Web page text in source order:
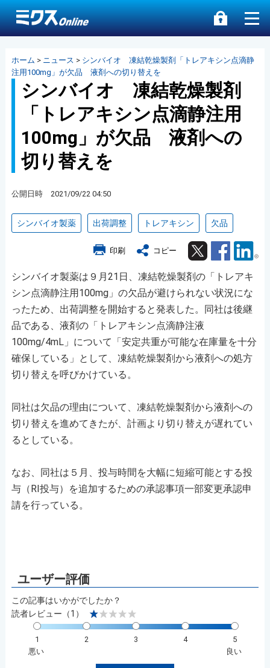
ホーム > ニュース > シンバイオ 凍結乾燥製剤「トレアキシン点滴静
注用100mg」が欠品 液剤への切り替えを
シンバイオ 凍結乾燥製剤
「トレアキシン点滴静注用
100mg」が欠品 液剤への
切り替えを
公開日時 2021/09/22 04:50
シンバイオ製薬 出荷調整 トレアキシン 欠品
印刷 コピー Twitter Facebook
シンバイオ製薬は９月21日、凍結乾燥製剤の「トレアキ
シン点滴静注用100mg」の欠品が避けられない状況にな
ったため、出荷調整を開始すると発表した。同社は後継
品である、液剤の「トレアキシン点滴静注液
100mg/4mL」について「安定共重が可能な在庫量を十分
確保している」として、凍結乾燥製剤から液剤への処方
切り替えを呼びかけている。
同社は欠品の理由について、凍結乾燥製剤から液剤への
切り替えを進めてきたが、計画より切り替えが遅れてい
るとしている。
なお、同社は５月、投与時間を大幅に短縮可能とする投
与（RI投与）を追加するための承認事項一部変更承認申
請を行っている。
この記事はいかがでしたか？
読者レビュー（1）
1 2 3 4
5
悪い
良い